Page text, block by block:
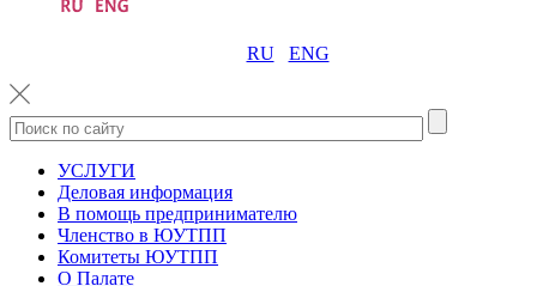
RU ENG
УСЛУГИ
Деловая информация
В помощь предпринимателю
Членство в ЮУТПП
Комитеты ЮУТПП
О Палате